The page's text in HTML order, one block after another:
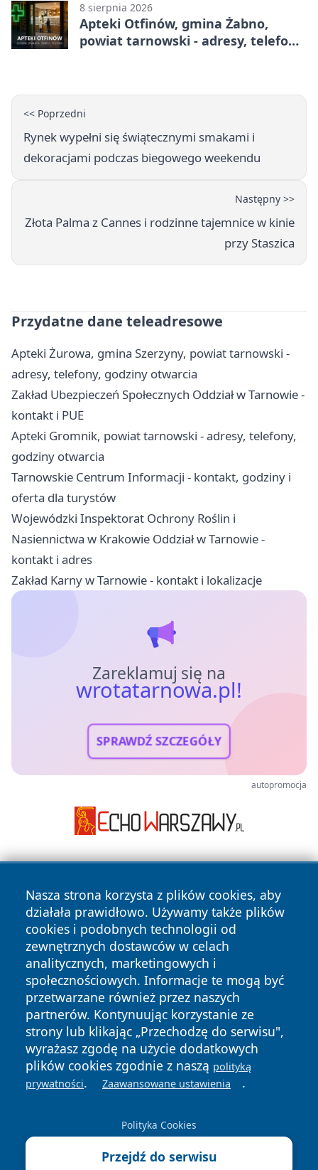
8 sierpnia 2026
Apteki Otfinów, gmina Żabno,
powiat tarnowski - adresy, telefony,
<< Poprzedni
Rynek wypełni się świątecznymi smakami i
dekoracjami podczas biegowego weekendu
Następny >>
Złota Palma z Cannes i rodzinne tajemnice w kinie
przy Staszica
Przydatne dane teleadresowe
Apteki Żurowa, gmina Szerzyny, powiat tarnowski -
adresy, telefony, godziny otwarcia
Zakład Ubezpieczeń Społecznych Oddział w Tarnowie -
kontakt i PUE
Apteki Gromnik, powiat tarnowski - adresy, telefony,
godziny otwarcia
Tarnowskie Centrum Informacji - kontakt, godziny i
oferta dla turystów
Wojewódzki Inspektorat Ochrony Roślin i
Nasiennictwa w Krakowie Oddział w Tarnowie -
kontakt i adres
Zakład Karny w Tarnowie - kontakt i lokalizacje
Zareklamuj się na
wrotatarnowa.pl!
SPRAWDŹ SZCZEGÓŁY
autopromocja
Nasza strona korzysta z plików cookies, aby
działała prawidłowo. Używamy także plików
cookies i podobnych technologii od
zewnętrznych dostawców w celach
analitycznych, marketingowych i
społecznościowych. Informacje te mogą być
przetwarzane również przez naszych
partnerów. Kontynuując korzystanie ze
strony lub klikając „Przechodzę do serwisu",
wyrażasz zgodę na użycie dodatkowych
plików cookies zgodnie z naszą polityką
prywatności. Zaawansowane ustawienia .
Polityka Cookies
Przejdź do serwisu
Copyright © 2026 wrotatarnowa.pl Wszystkie prawa
zastrzeżone.
News Autorzy
Polityka
Prywatności
Polityka
Cookies